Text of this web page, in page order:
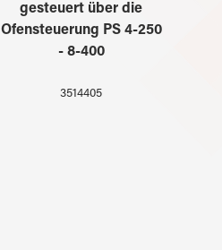
gesteuert über die
Ofensteuerung PS 4-250
- 8-400
3514405